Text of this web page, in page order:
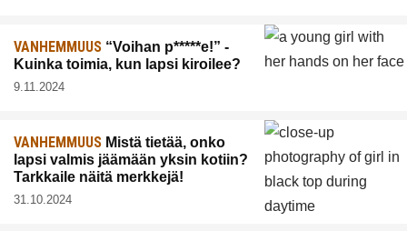
VANHEMMUUS “Voihan p*****e!” -
Kuinka toimia, kun lapsi kiroilee?
9.11.2024
VANHEMMUUS Mistä tietää, onko
lapsi valmis jäämään yksin kotiin?
Tarkkaile näitä merkkejä!
31.10.2024